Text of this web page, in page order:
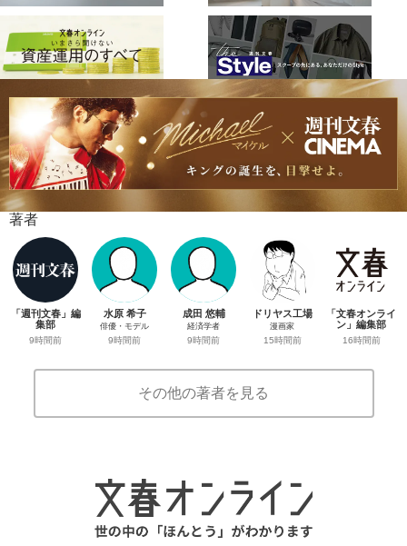
著者
「週刊文春」編
集部
9時間前
水原 希子
俳優・モデル
9時間前
成田 悠輔
経済学者
9時間前
ドリヤス工場
漫画家
15時間前
「文春オンライ
ン」編集部
16時間前
その他の著者を見る